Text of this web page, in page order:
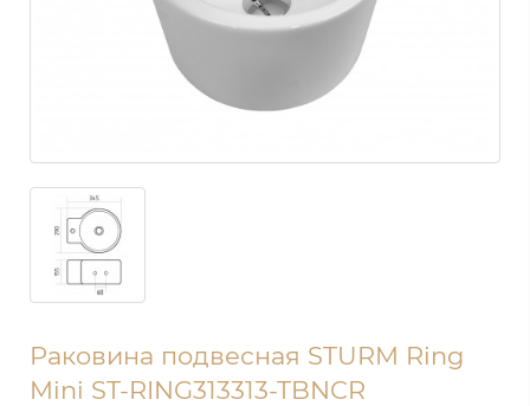
Раковина подвесная STURM Ring
Mini ST-RING313313-TBNCR